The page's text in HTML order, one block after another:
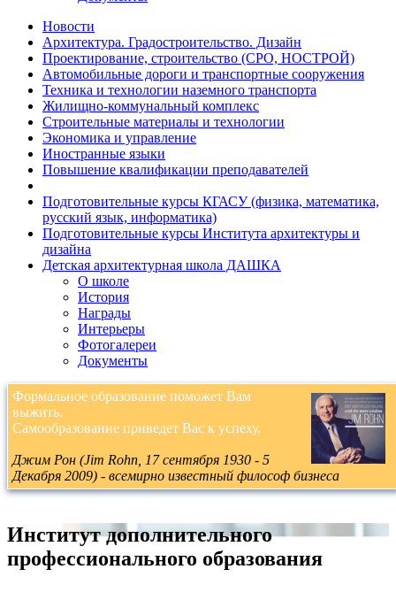
Новости
Архитектура. Градостроительство. Дизайн
Проектирование, строительство (СРО, НОСТРОЙ)
Автомобильные дороги и транспортные сооружения
Техника и технологии наземного транспорта
Жилищно-коммунальный комплекс
Строительные материалы и технологии
Экономика и управление
Иностранные языки
Повышение квалификации преподавателей
Подготовительные курсы КГАСУ (физика, математика,
русский язык, информатика)
Подготовительные курсы Института архитектуры и
дизайна
Детская архитектурная школа ДАШКА
О школе
История
Награды
Интерьеры
Фотогалереи
Документы
Формальное образование поможет Вам
выжить.
Cамообразование приведет Вас к успеху.
Джим Рон (Jim Rohn, 17 сентября 1930 - 5
Декабря 2009) - всемирно известный философ бизнеса
Институт дополнительного
профессионального образования